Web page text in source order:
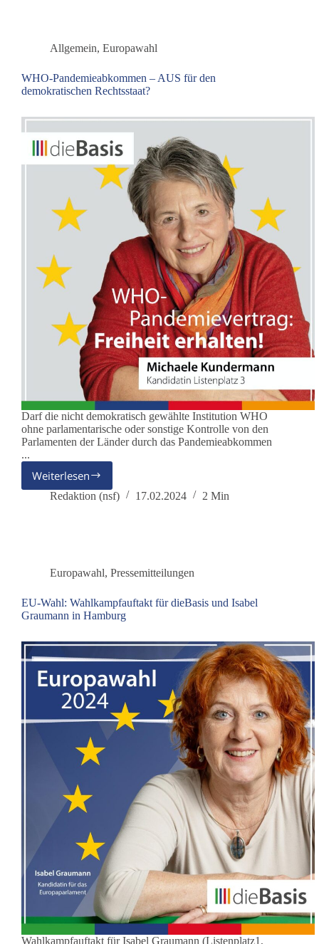
der
WHO!
Allgemein, Europawahl
WHO-Pandemieabkommen – AUS für den
demokratischen Rechtsstaat?
Darf die nicht demokratisch gewählte Institution WHO
ohne parlamentarische oder sonstige Kontrolle von den
Parlamenten der Länder durch das Pandemieabkommen
...
Weiterlesen
WHO-
Pandemieabkommen
demokratischen
Rechtsstaat?
Redaktion (nsf) 17.02.2024 2 Min
Europawahl, Pressemitteilungen
EU-Wahl: Wahlkampfauftakt für dieBasis und Isabel
Graumann in Hamburg
Wahlkampfauftakt für Isabel Graumann (Listenplatz1,